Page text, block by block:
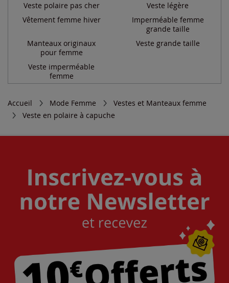
Veste polaire pas cher
Vêtement femme hiver
Veste légère
Imperméable femme
grande taille
Manteaux originaux
pour femme
Veste imperméable
femme
Veste grande taille
Accueil Mode Femme
Vestes et Manteaux femme
Veste en polaire à capuche